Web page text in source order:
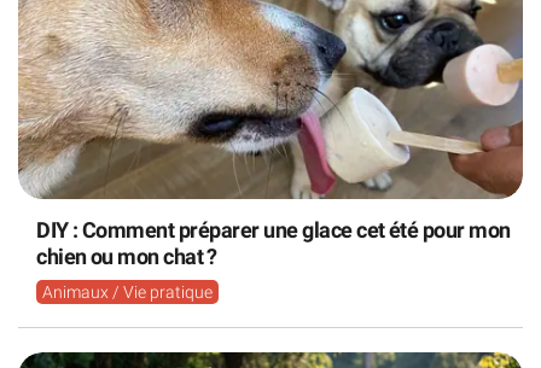
DIY : Comment préparer une glace cet été pour mon
chien ou mon chat ?
Animaux / Vie pratique